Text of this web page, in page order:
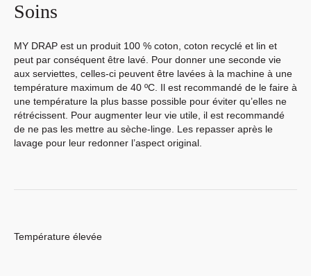
Soins
MY DRAP est un produit 100 % coton, coton recyclé et lin et
peut par conséquent être lavé. Pour donner une seconde vie
aux serviettes, celles-ci peuvent être lavées à la machine à une
température maximum de 40 ºC. Il est recommandé de le faire à
une température la plus basse possible pour éviter qu’elles ne
rétrécissent. Pour augmenter leur vie utile, il est recommandé
de ne pas les mettre au sèche-linge. Les repasser après le
lavage pour leur redonner l’aspect original.
Température élevée